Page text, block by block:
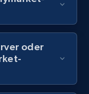
records
Video url,
oder